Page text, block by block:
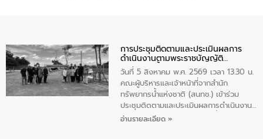
การประชุมติดตามและประเมินผลการ
ดำเนินงานตามพระราชบัญญัติ
ทรัพยากรน้ำ พ.ศ. 2561 ประจำ
ปีงบประมาณ พ.ศ. 2569
วันที่ 5 สิงหาคม พ.ศ. 2569 เวลา 13.30 น.
คณะผู้บริหารและเจ้าหน้าที่จากสำนัก
ทรัพยากรน้ำแห่งชาติ (สนทช.) เข้าร่วม
ประชุมติดตามและประเมินผลการดำเนินงาน
ตามพระราชบัญญัติทรัพยากรน้ำ พ.ศ. 2561
อ่านรายละเอียด »